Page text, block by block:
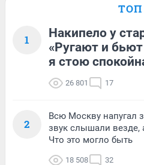
ТОП
1
Накипело у
«Ругают и
я стою
26 801 17
2
Всю Москву напугал
звук слышали везде,
Что это могло быть
18 508 32